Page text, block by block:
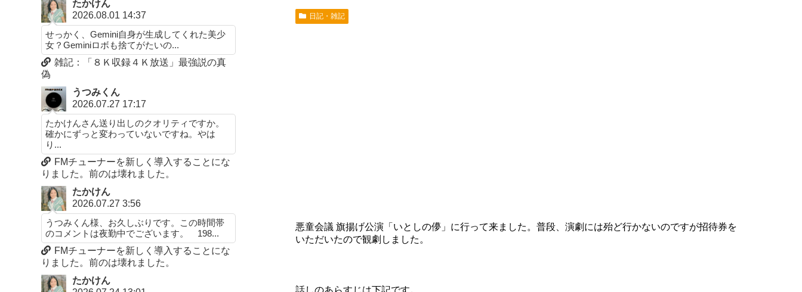
日記・雑記
悪童会議 旗揚げ公演「いとしの儚」に行って来ました。普段、演劇には殆ど行かないのですが招待券を
いただいたので観劇しました。
たかけん
2026.08.01 14:37
せっかく、Gemini自身が生成してくれた美少
女？Geminiロボも捨てがたいの...
雑記：「８Ｋ収録４Ｋ放送」最強説の真
偽
うつみくん
2026.07.27 17:17
たかけんさん送り出しのクオリティですか。
確かにずっと変わっていないですね。やは
り...
FMチューナーを新しく導入することにな
りました。前のは壊れました。
たかけん
2026.07.27 3:56
うつみくん様、お久しぶりです。この時間帯
のコメントは夜勤中でございます。 198...
FMチューナーを新しく導入することにな
りました。前のは壊れました。
たかけん